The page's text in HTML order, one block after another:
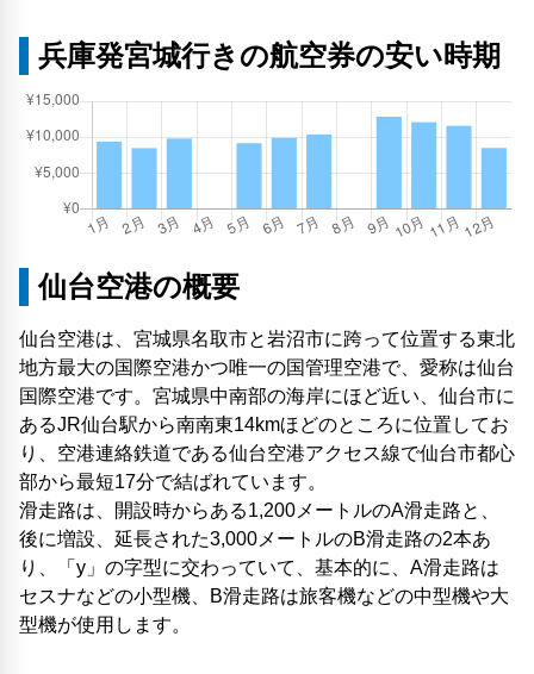
兵庫発宮城行きの航空券の安い時期
仙台空港の概要
仙台空港は、宮城県名取市と岩沼市に跨って位置する東北
地方最大の国際空港かつ唯一の国管理空港で、愛称は仙台
国際空港です。宮城県中南部の海岸にほど近い、仙台市に
あるJR仙台駅から南南東14kmほどのところに位置してお
り、空港連絡鉄道である仙台空港アクセス線で仙台市都心
部から最短17分で結ばれています。
滑走路は、開設時からある1,200メートルのA滑走路と、
後に増設、延長された3,000メートルのB滑走路の2本あ
り、「y」の字型に交わっていて、基本的に、A滑走路は
セスナなどの小型機、B滑走路は旅客機などの中型機や大
型機が使用します。